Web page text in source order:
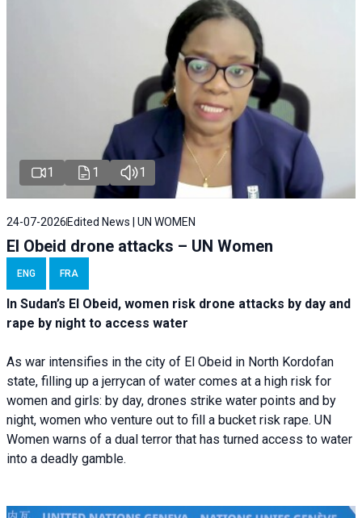
1 1 1
24-07-2026 Edited News | UN WOMEN
El Obeid drone attacks – UN Women
ENG FRA
In Sudan’s El Obeid, women risk drone attacks by day and
rape by night to access water
As war intensifies in the city of El Obeid in North Kordofan
state, filling up a jerrycan of water comes at a high risk for
women and girls: by day, drones strike water points and by
night, women who venture out to fill a bucket risk rape. UN
Women warns of a dual terror that has turned access to water
into a deadly gamble.